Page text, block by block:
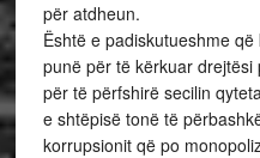
për atdheun.
Është e padiskutueshme
punë për të kërkuar
për të përfshirë secilin
e shtëpisë tonë të
korrupsionit që po